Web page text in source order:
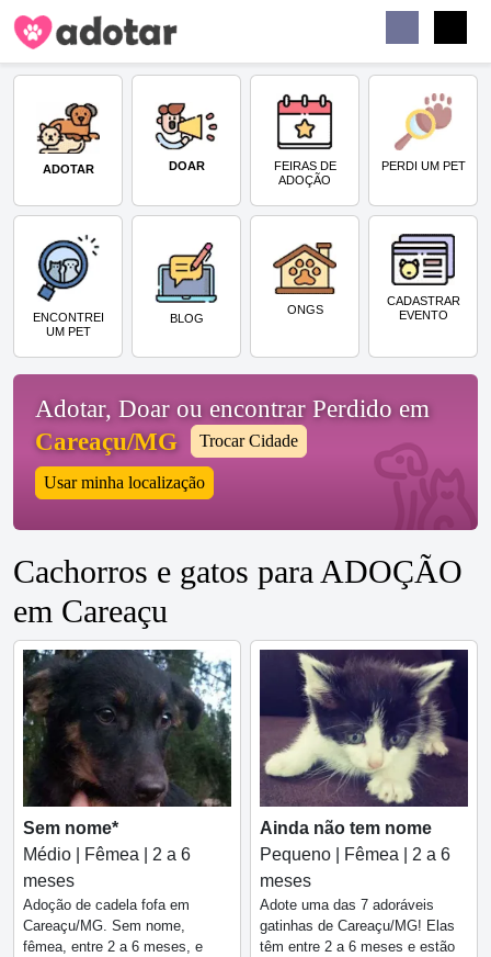
ADOTAR DOAR
FEIRAS DE
ADOÇÃO
PERDI UM PET
ENCONTREI
UM PET
BLOG
ONGS
CADASTRAR
EVENTO
Adotar, Doar ou encontrar Perdido em
Careaçu/MG
Trocar Cidade
Usar minha localização
Cachorros e gatos para ADOÇÃO
em Careaçu
Sem nome*
Médio | Fêmea | 2 a 6
meses
Adoção de cadela fofa em
Careaçu/MG. Sem nome,
fêmea, entre 2 a 6 meses, e
Ainda não tem nome
Pequeno | Fêmea | 2 a 6
meses
Adote uma das 7 adoráveis
gatinhas de Careaçu/MG! Elas
têm entre 2 a 6 meses e estão